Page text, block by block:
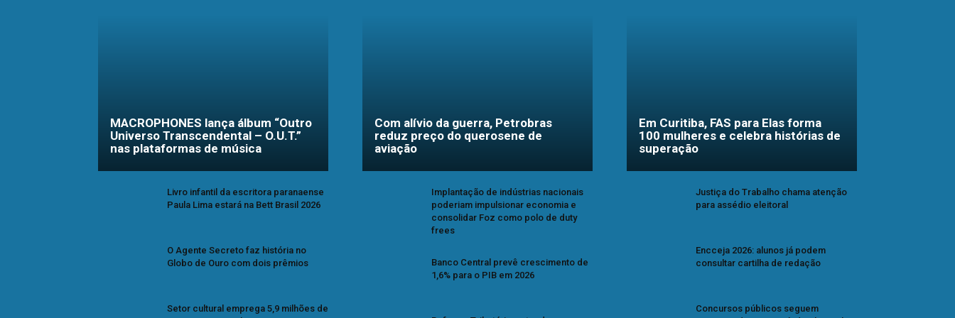
MACROPHONES lança álbum “Outro
Universo Transcendental – O.U.T.”
nas plataformas de música
Livro infantil da escritora paranaense
Paula Lima estará na Bett Brasil 2026
O Agente Secreto faz história no
Globo de Ouro com dois prêmios
Setor cultural emprega 5,9 milhões de
Com alívio da guerra, Petrobras
reduz preço do querosene de
aviação
Implantação de indústrias nacionais
poderiam impulsionar economia e
consolidar Foz como polo de duty
frees
Banco Central prevê crescimento de
1,6% para o PIB em 2026
Em Curitiba, FAS para Elas forma
100 mulheres e celebra histórias de
superação
Justiça do Trabalho chama atenção
para assédio eleitoral
Encceja 2026: alunos já podem
consultar cartilha de redação
Concursos públicos seguem